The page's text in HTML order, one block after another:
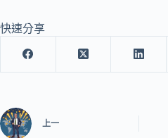
快速分享
上一